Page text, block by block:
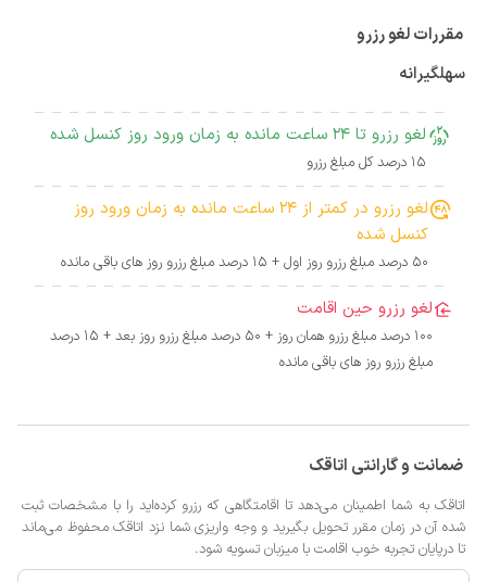
مقررات لغو رزرو
سهلگیرانه
لغو رزرو تا 24 ساعت مانده به زمان ورود روز کنسل شده
15 درصد کل مبلغ رزرو
لغو رزرو در کمتر از 24 ساعت مانده به زمان ورود روز
کنسل شده
50 درصد مبلغ رزرو روز اول + 15 درصد مبلغ رزرو روز های باقی مانده
لغو رزرو حین اقامت
100 درصد مبلغ رزرو همان روز + 50 درصد مبلغ رزرو روز بعد + 15 درصد
مبلغ رزرو روز های باقی مانده
ضمانت و گارانتی اتاقک
اتاقک به شما اطمینان می‌دهد تا اقامتگاهی که رزرو کرده‌اید را با مشخصات ثبت
شده آن در زمان مقرر تحویل بگیرید و وجه واریزی شما نزد اتاقک محفوظ می‌ماند
تا درپایان تجربه خوب اقامت با میزبان تسویه شود.